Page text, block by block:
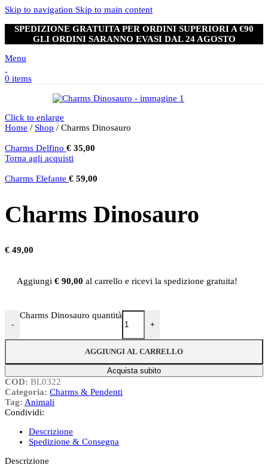
Skip to navigation Skip to main content
SPEDIZIONE GRATUITA PER ORDINI SUPERIORI A €90
GLI ORDINI SARANNO EVASI DAL 24 AGOSTO
Menu
0 items
Click to enlarge
Home / Shop / Charms Dinosauro
Charms Delfino € 35,00
Torna agli acquisti
Charms Elefante € 59,00
Charms Dinosauro
€ 49,00
Aggiungi € 90,00 al carrello e ricevi la spedizione gratuita!
-
Charms Dinosauro quantità
+
AGGIUNGI AL CARRELLO
Acquista subito
COD: BL0322
Categoria: Charms & Pendenti
Tag: Animali
Condividi:
Descrizione
Spedizione & Consegna
Descrizione